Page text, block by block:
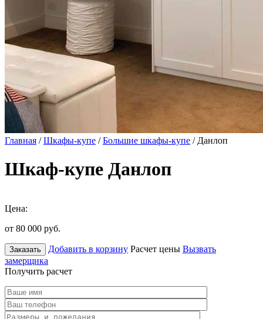
Главная /Шкафы-купе /Большие шкафы-купе / Данлоп
Шкаф-купе Данлоп
Цена:
от 80 000 руб.
Заказать Добавить в корзину Расчет цены Вызвать
замерщика
Получить расчет